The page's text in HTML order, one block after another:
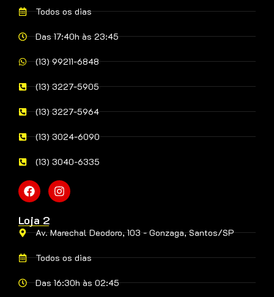
Todos os dias
Das 17:40h às 23:45
(13) 99211-6848
(13) 3227-5905
(13) 3227-5964
(13) 3024-6090
(13) 3040-6335
Loja 2
Av. Marechal Deodoro, 103 - Gonzaga, Santos/SP
Todos os dias
Das 16:30h às 02:45